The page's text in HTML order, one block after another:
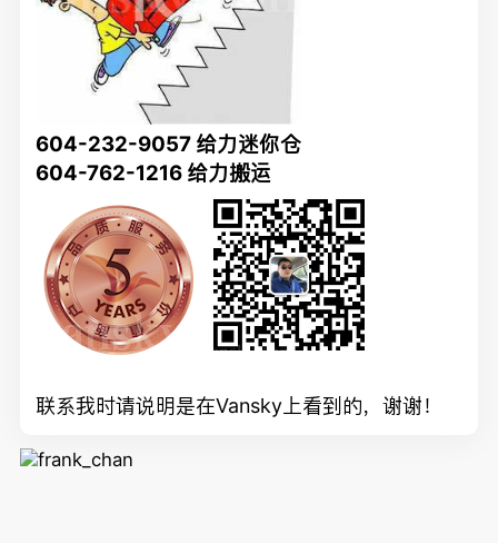
604-232-9057 给力迷你仓
604-762-1216 给力搬运
联系我时请说明是在Vansky上看到的，谢谢！